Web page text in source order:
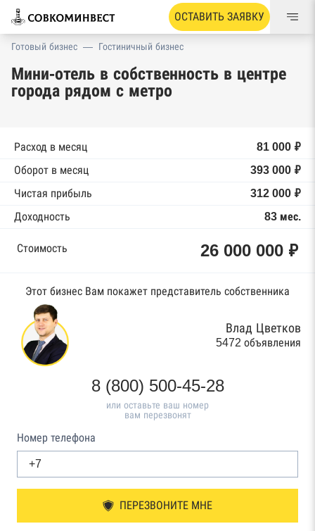
ОСТАВИТЬ ЗАЯВКУ
Готовый бизнес — Гостиничный бизнес
Мини-отель в собственность в центре
города рядом с метро
Расход в месяц
81 000 ₽
Оборот в месяц
393 000 ₽
Чистая прибыль
312 000 ₽
Доходность
83 мес.
Стоимость 26 000 000 ₽
Этот бизнес Вам покажет представитель собственника
Влад Цветков
5472 объявления
8 (800) 500-45-28
или оставьте ваш номер
вам перезвонят
Номер телефона
ПЕРЕЗВОНИТЕ МНЕ